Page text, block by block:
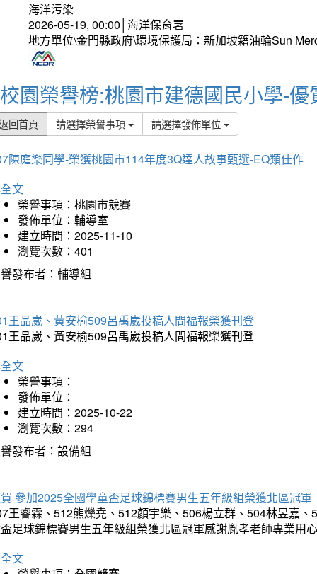
海洋污染
2026-05-19, 00:00│海洋保育署
地方單位\金門縣政府\環境保護局：新加坡籍油輪Sun
校園榮譽榜:桃園市建德國民小學-優
回首頁 請選擇榮譽事項 請選擇發佈單位
陳庭樂同學-榮獲桃園市114年度3Q達人故事甄選-EQ類佳作
文
榮譽事項：桃園市競賽
發佈單位：輔導室
建立時間：2025-11-10
瀏覽次數：401
發布者：輔導組
王品崴、黃安榆509呂禹崴投稿人間福報榮獲刊登
王品崴、黃安榆509呂禹崴投稿人間福報榮獲刊登
文
榮譽事項：
發佈單位：
建立時間：2025-10-22
瀏覽次數：294
發布者：設備組
參加2025全國學童盃足球錦標賽男生五年級組榮獲北區冠軍
王睿霖、512熊爍堯、512顏宇樂、506楊立群、504林昱嘉
足球錦標賽男生五年級組榮獲北區冠軍感謝胤孝老師專業用
文